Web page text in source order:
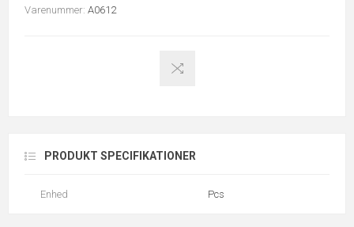
Varenummer: A0612
PRODUKT SPECIFIKATIONER
Enhed Pcs